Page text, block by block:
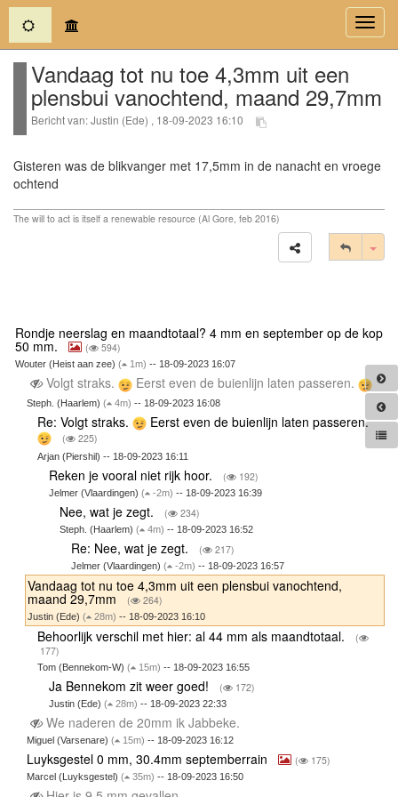
(current)
Vandaag tot nu toe 4,3mm uit een
plensbui vanochtend, maand 29,7mm
Bericht van: Justin (Ede) , 18-09-2023 16:10
Gisteren was de blikvanger met 17,5mm in de nanacht en vroege
ochtend
The will to act is itself a renewable resource (Al Gore, feb 2016)
Rondje neerslag en maandtotaal? 4 mm en september op de kop
50 mm. ( 594)
Wouter (Heist aan zee) ( 1m) -- 18-09-2023 16:07
Volgt straks. Eerst even de buienlijn laten passeren.
Steph. (Haarlem) ( 4m) -- 18-09-2023 16:08
Re: Volgt straks. Eerst even de buienlijn laten passeren.
( 225)
Arjan (Piershil) -- 18-09-2023 16:11
Reken je vooral niet rijk hoor. ( 192)
Jelmer (Vlaardingen) ( -2m) -- 18-09-2023 16:39
Nee, wat je zegt. ( 234)
Steph. (Haarlem)( 4m) -- 18-09-2023 16:52
Re: Nee, wat je zegt. ( 217)
Jelmer (Vlaardingen) ( -2m) -- 18-09-2023 16:57
Vandaag tot nu toe 4,3mm uit een plensbui vanochtend,
maand 29,7mm ( 264)
Justin (Ede) ( 28m) -- 18-09-2023 16:10
Behoorlijk verschil met hier: al 44 mm als maandtotaal.
(
177)
Tom (Bennekom-W)( 15m) -- 18-09-2023 16:55
Ja Bennekom zit weer goed! ( 172)
Justin (Ede) ( 28m) -- 18-09-2023 22:33
We naderen de 20mm ik Jabbeke.
Miguel (Varsenare) ( 15m) -- 18-09-2023 16:12
Luyksgestel 0 mm, 30.4mm septemberrain ( 175)
Marcel (Luyksgestel) ( 35m) -- 18-09-2023 16:50